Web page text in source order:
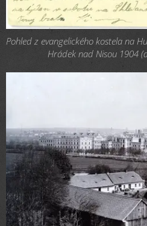
Pohled z evangelického kostela na
Hrádek nad Nisou 1904